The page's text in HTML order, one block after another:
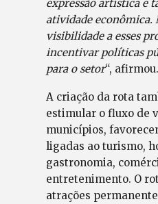
expressão artística e
atividade econômica.
visibilidade a esses
incentivar políticas
para o setor“, afirmou.
A criação da rota
estimular o fluxo de
municípios,
ligadas ao turismo,
gastronomia,
entretenimento. O
atrações